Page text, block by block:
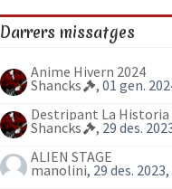
Darrers missatges
Anime Hivern 2024
Shancks
, 01 gen.
Destripant La Historia
Shancks
, 29 des.
ALIEN STAGE
manolini, 29 des.